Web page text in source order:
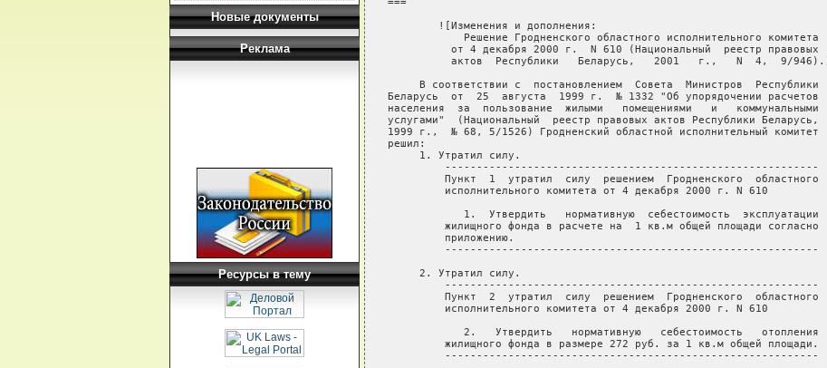
Новые документы
Реклама
Ресурсы в тему
        ![Изменения и дополнения:
            Решение Гродненского областного исполнительного комитета
          от 4 декабря 2000 г.  N 610 (Национальный  реестр правовых
          актов  Республики   Беларусь,   2001   г.,   N  4,  9/946).]
     В соответствии с  постановлением  Совета  Министров  Республики
Беларусь  от  25  августа  1999 г.  № 1332 "Об упорядочении расчетов
населения  за  пользование  жилыми   помещениями   и   коммунальными
услугами"  (Национальный  реестр правовых актов Республики Беларусь,
1999 г.,  № 68, 5/1526) Гродненский областной исполнительный комитет
решил:
     1. Утратил силу.
         -----------------------------------------------------------
         Пункт  1  утратил  силу  решением  Гродненского  областного
         исполнительного комитета от 4 декабря 2000 г. N 610
            1.  Утвердить   нормативную  себестоимость  эксплуатации
         жилищного фонда в расчете на  1 кв.м общей площади согласно
         приложению.
         -----------------------------------------------------------
     2. Утратил силу.
         -----------------------------------------------------------
         Пункт  2  утратил  силу  решением  Гродненского  областного
         исполнительного комитета от 4 декабря 2000 г. N 610
            2.   Утвердить   нормативную   себестоимость   отопления
         жилищного фонда в размере 272 руб. за 1 кв.м общей площади.
         -----------------------------------------------------------